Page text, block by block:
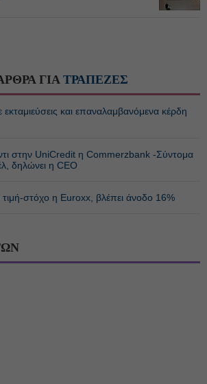
ΓΙΑ ΤΡΑΠΕΖΕΣ
και επαναλαμβανόμενα κέρδη
στην UniCredit η Commerzbank -Σύντομα
δηλώνει η CEO
στόχο η Euroxx, βλέπει άνοδο 16%